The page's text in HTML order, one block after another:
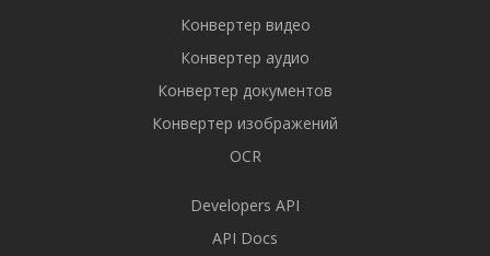
Конвертер видео
Конвертер аудио
Конвертер документов
Конвертер изображений
OCR
Developers API
API Docs